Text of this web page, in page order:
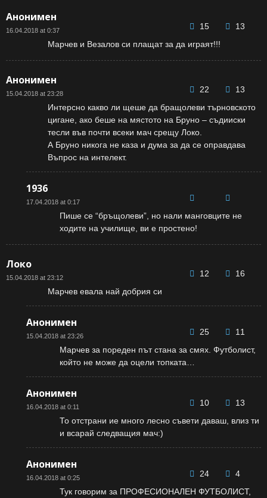
Анонимен
16.04.2018 at 0:37 15
13
Марчев и Везалов си плащат за да играят!!!
Анонимен
15.04.2018 at 23:28 22
13
Интерсно какво ли щеше да бращолеви търновското
цигане, ако беше на мястото на Бруно – съдииски
тесли във почти всеки мач срещу Локо.
А Бруно никога не каза и дума за да се оправдава
Въпрос на интелект.
1936
17.04.2018 at 0:17
Пише се “бръщолеви”, но нали манговците не
ходите на училище, ви е простено!
Локо
15.04.2018 at 23:12 12
16
Марчев евала най добрия си
Анонимен
15.04.2018 at 23:26 25
11
Марчев за пореден път стана за смях. Футболист,
който не може да оцели топката…
Анонимен
16.04.2018 at 0:11 10
13
То отстрани ие много лесно съвети даваш, влиз ти
и всарай следващия мач:)
Анонимен
16.04.2018 at 0:25 24
4
Тук говорим за ПРОФЕСИОНАЛЕН ФУТБОЛИСТ,